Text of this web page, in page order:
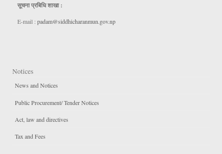
सूचना प्रबिधि शाखा :
E-mail : padam@siddhicharanmun.gov.np
Notices
News and Notices
Public Procurement/ Tender Notices
Act, law and directives
Tax and Fees